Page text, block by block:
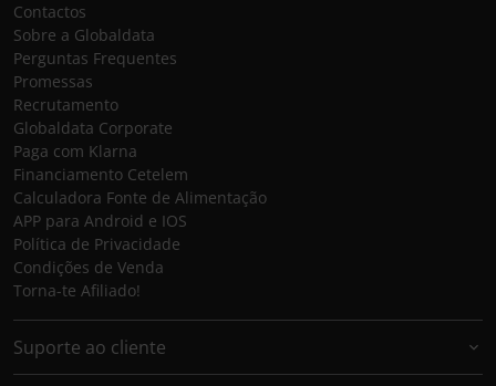
Contactos
Sobre a Globaldata
Perguntas Frequentes
Promessas
Recrutamento
Globaldata Corporate
Paga com Klarna
Financiamento Cetelem
Calculadora Fonte de Alimentação
APP para Android e IOS
Política de Privacidade
Condições de Venda
Torna-te Afiliado!
Suporte ao cliente